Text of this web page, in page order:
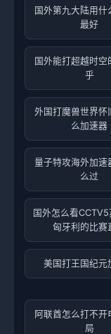
国外第九大陆用什
最好
国外能打超越时空
乎
外国打魔兽世界怀
么加速器
量子特攻海外加速
么过
国外怎么看
匈牙利的比赛
美国打王国纪元
阿联酋怎么打不开
局